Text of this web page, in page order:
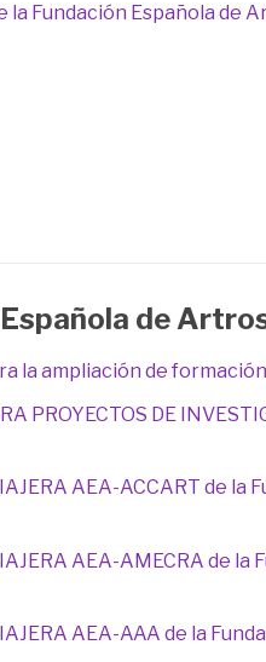
la Fundación Española de
de
la ampliación de
PROYECTOS DE
AEA-ACCART de la
AEA-AMECRA de la
AEA-AAA de la